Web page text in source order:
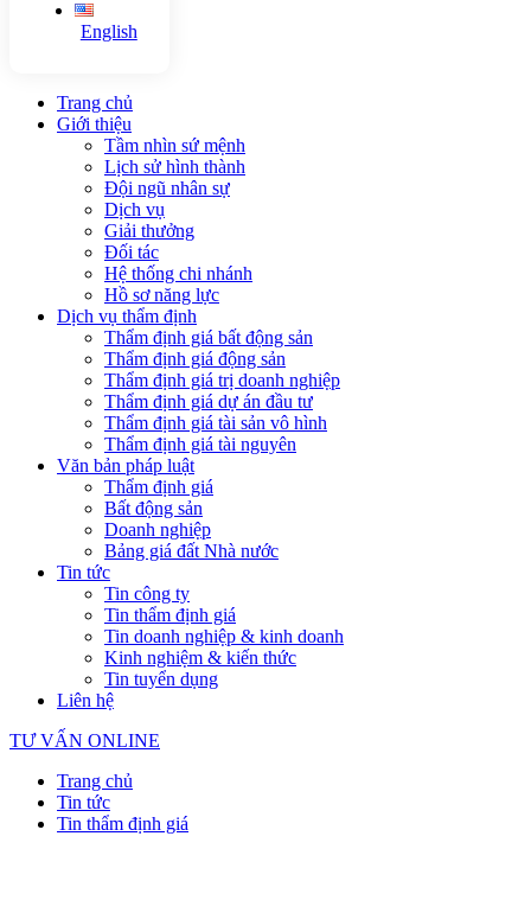
English
Trang chủ
Giới thiệu
Tầm nhìn sứ mệnh
Lịch sử hình thành
Đội ngũ nhân sự
Dịch vụ
Giải thưởng
Đối tác
Hệ thống chi nhánh
Hồ sơ năng lực
Dịch vụ thẩm định
Thẩm định giá bất động sản
Thẩm định giá động sản
Thẩm định giá trị doanh nghiệp
Thẩm định giá dự án đầu tư
Thẩm định giá tài sản vô hình
Thẩm định giá tài nguyên
Văn bản pháp luật
Thẩm định giá
Bất động sản
Doanh nghiệp
Bảng giá đất Nhà nước
Tin tức
Tin công ty
Tin thẩm định giá
Tin doanh nghiệp & kinh doanh
Kinh nghiệm & kiến thức
Tin tuyển dụng
Liên hệ
TƯ VẤN ONLINE
Trang chủ
Tin tức
Tin thẩm định giá